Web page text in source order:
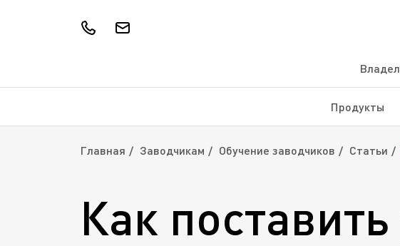
Продукты
Главная Заводчикам Обучение заводчиков Статьи
Как